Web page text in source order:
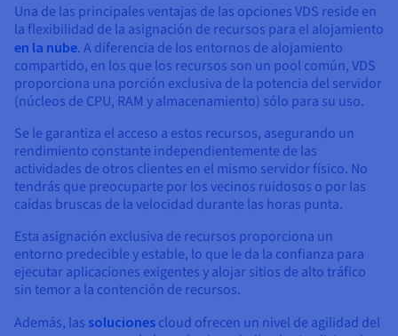
Una de las principales ventajas de las opciones VDS reside en
la flexibilidad de la asignación de recursos para el alojamiento
en la nube. A diferencia de los entornos de alojamiento
compartido, en los que los recursos son un pool común, VDS
proporciona una porción exclusiva de la potencia del servidor
(núcleos de CPU, RAM y almacenamiento) sólo para su uso.
Se le garantiza el acceso a estos recursos, asegurando un
rendimiento constante independientemente de las
actividades de otros clientes en el mismo servidor físico. No
tendrás que preocuparte por los vecinos ruidosos o por las
caídas bruscas de la velocidad durante las horas punta.
Esta asignación exclusiva de recursos proporciona un
entorno predecible y estable, lo que le da la confianza para
ejecutar aplicaciones exigentes y alojar sitios de alto tráfico
sin temor a la contención de recursos.
Además, las soluciones cloud ofrecen un nivel de agilidad del